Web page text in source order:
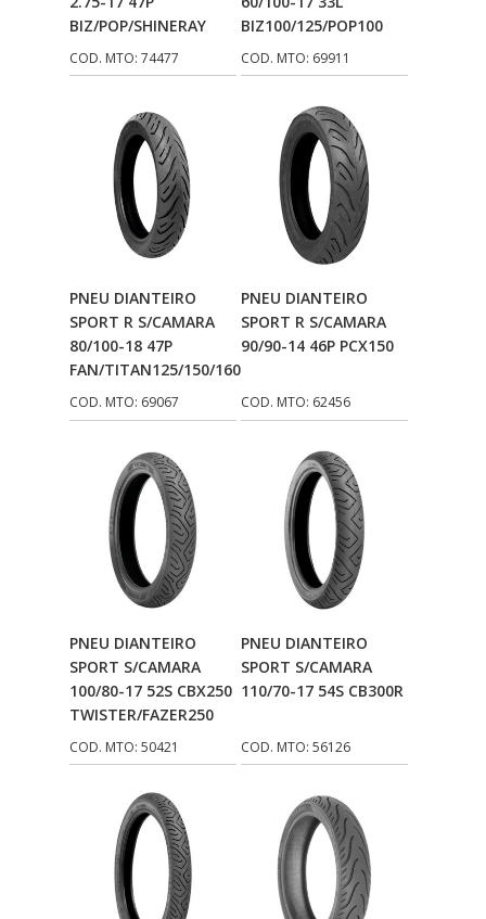
SPORTIVE (746)
STALLION (24)
TAURUS CAPACETES
TECHNIC
TMAC (267)
ULTRAVISION
VALPLAS (166)
VAZ
VEDAMOTORS
VIPAL PNEUS
VONDER
VULCAN
VULCAN BOR
WEGA
WGK (62)
BIZ/POP/SHINERAY
COD. MTO: 74477
BIZ100/125/POP100
COD. MTO: 69911
Adicionar Ao
Carrinho
PNEU DIANTEIRO
SPORT R S/CAMARA
80/100-18 47P
FAN/TITAN125/150/160
COD. MTO: 69067
Adicionar Ao
Carrinho
PNEU DIANTEIRO
SPORT R S/CAMARA
90/90-14 46P PCX150
COD. MTO: 62456
Adicionar Ao
Carrinho
PNEU DIANTEIRO
SPORT S/CAMARA
100/80-17 52S CBX250
TWISTER/FAZER250
COD. MTO: 50421
Adicionar Ao
Carrinho
PNEU DIANTEIRO
SPORT S/CAMARA
110/70-17 54S CB300R
COD. MTO: 56126